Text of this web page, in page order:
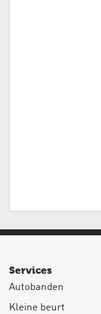
Services
Autobanden
Kleine beurt